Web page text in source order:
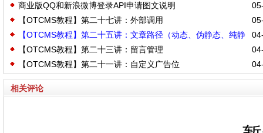
商业版QQ和新浪微博登录API申请图文说明
【OTCMS教程】第二十七讲：外部调用
【OTCMS教程】第二十五讲：文章路径（动态、伪静态、纯静
态、组件静态）设置
【OTCMS教程】第二十三讲：留言管理
【OTCMS教程】第二十一讲：自定义广告位
相关评论